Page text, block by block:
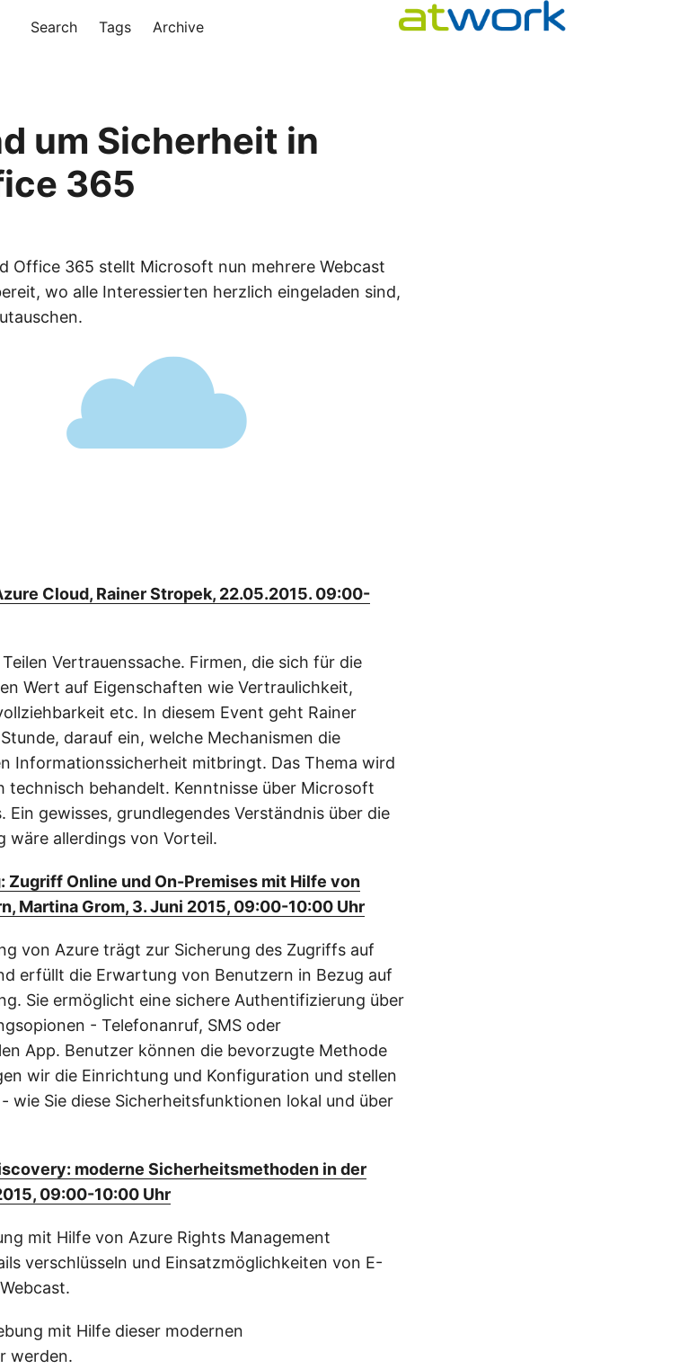
Search Tags Archive
um Sicherheit in
365
Office 365 stellt Microsoft nun mehrere Webcast
wo alle Interessierten herzlich eingeladen sind,
Cloud, Rainer Stropek, 22.05.2015. 09:00-
Vertrauenssache. Firmen, die sich für die
Wert auf Eigenschaften wie Vertraulichkeit,
etc. In diesem Event geht Rainer
darauf ein, welche Mechanismen die
Informationssicherheit mitbringt. Das Thema wird
technisch behandelt. Kenntnisse über Microsoft
Ein gewisses, grundlegendes Verständnis über die
wäre allerdings von Vorteil.
Online und On-Premises mit Hilfe von
Martina Grom, 3. Juni 2015, 09:00-10:00 Uhr
von Azure trägt zur Sicherung des Zugriffs auf
erfüllt die Erwartung von Benutzern in Bezug auf
Sie ermöglicht eine sichere Authentifizierung über
- Telefonanruf, SMS oder
App. Benutzer können die bevorzugte Methode
wir die Einrichtung und Konfiguration und stellen
wie Sie diese Sicherheitsfunktionen lokal und über
moderne Sicherheitsmethoden in der
09:00-10:00 Uhr
mit Hilfe von Azure Rights Management
verschlüsseln und Einsatzmöglichkeiten von E-
mit Hilfe dieser modernen
werden.